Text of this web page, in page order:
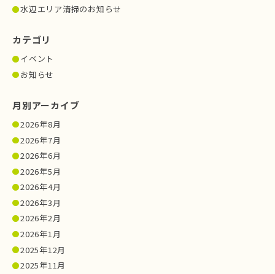
水辺エリア清掃のお知らせ
カテゴリ
イベント
お知らせ
月別アーカイブ
2026年8月
2026年7月
2026年6月
2026年5月
2026年4月
2026年3月
2026年2月
2026年1月
2025年12月
2025年11月